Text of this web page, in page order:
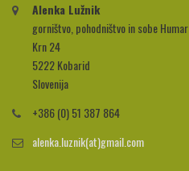
Alenka Lužnik
gorništvo, pohodništvo in sobe Humar
Krn 24
5222 Kobarid
Slovenija
+386 (0) 51 387 864
alenka.luznik(at)gmail.com